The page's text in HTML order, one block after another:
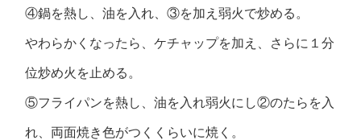
④鍋を熱し、油を入れ、③を加え弱火で炒める。
やわらかくなったら、ケチャップを加え、さらに１分
位炒め火を止める。
⑤フライパンを熱し、油を入れ弱火にし②のたらを入
れ、両面焼き色がつくくらいに焼く。